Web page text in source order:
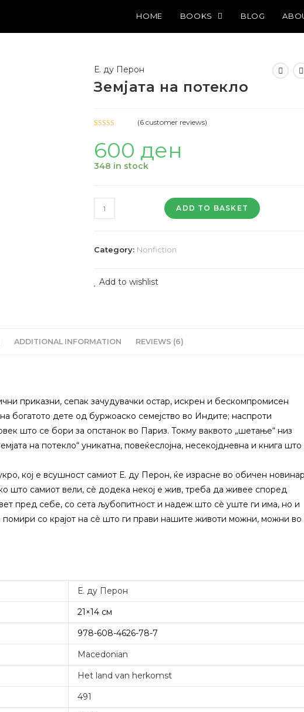
HOME BOOKS BLOG
Е. ду Перон
Земјата на потекло
out of 5
based on
customer
(6 customer reviews)
600 ден
348 in stock
Земјата
на
quantity
ADD TO BASKET
Category: Nonfiction
Add to wishlist
ADDITIONAL INFORMATION REVIEWS (6)
приказни, сепак зачудувачки остар, искрен и бескомпромисен
богатото дете од буржоаско семејство во Индите; наспроти
што се бори за опстанок во Париз. Токму ваквото „шетање“ низ
на потекло“ уникатна, повеќеслојна, несекојдневна и книга што
кој е всушност самиот Е. ду Перон, ќе израсне во обичен новинар
што самиот вели, сè додека некој е жив, треба да живее според
пред себе, со сета љубопитност и надеж што сè уште ги има, но и
со крајот на сè што ги прави нашите животи можни, можни во
Е. ду Перон
21×14 см
978-608-4626-78-7
Macedonian
Het land van herkomst
491